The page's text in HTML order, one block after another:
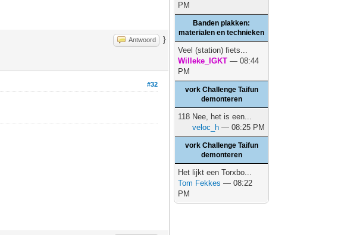
Antwoord }
#32
PM
Banden plakken:
materialen en technieken
Veel (station) fiets...
Willeke_IGKT — 08:44
PM
vork Challenge Taifun
demonteren
118 Nee, het is een...
veloc_h — 08:25 PM
vork Challenge Taifun
demonteren
Het lijkt een Torxbo...
Tom Fekkes — 08:22
PM